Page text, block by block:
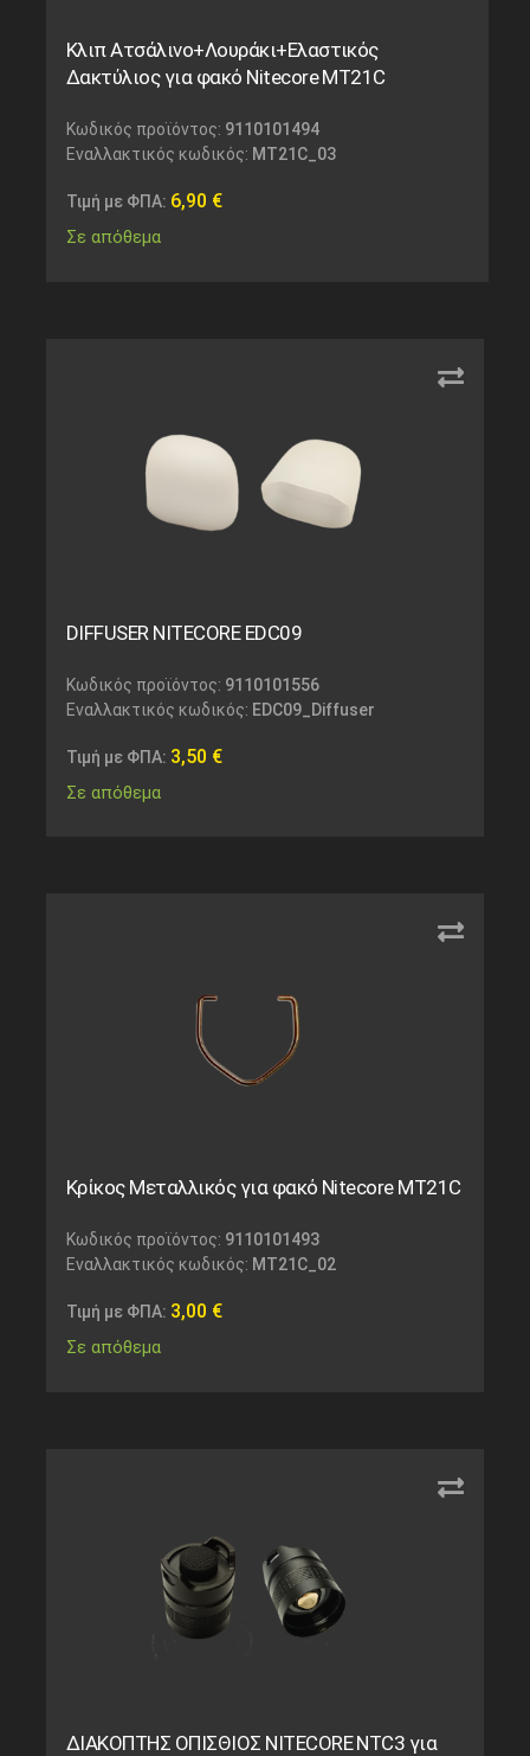
Κλιπ Ατσάλινο+Λουράκι+Ελαστικός
Δακτύλιος για φακό Nitecore MT21C
Κωδικός προϊόντος: 9110101494
Εναλλακτικός κωδικός: MT21C_03
Τιμή με ΦΠΑ: 6,90 €
Σε απόθεμα
DIFFUSER NITECORE EDC09
Κωδικός προϊόντος: 9110101556
Εναλλακτικός κωδικός: EDC09_Diffuser
Τιμή με ΦΠΑ: 3,50 €
Σε απόθεμα
Κρίκος Μεταλλικός για φακό Nitecore MT21C
Κωδικός προϊόντος: 9110101493
Εναλλακτικός κωδικός: MT21C_02
Τιμή με ΦΠΑ: 3,00 €
Σε απόθεμα
ΔΙΑΚΟΠΤΗΣ ΟΠΙΣΘΙΟΣ NITECORE NTC3 για